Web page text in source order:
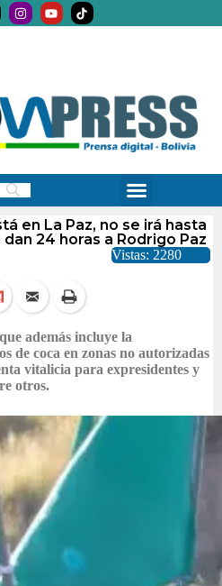
en La Paz, no se irá hasta
24 horas a Rodrigo Paz
Vistas: 2280
además incluye la
de coca en zonas no autorizadas
vitalicia para expresidentes y
otros.